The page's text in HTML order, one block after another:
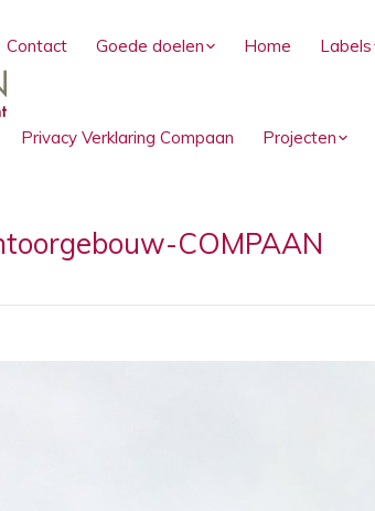
Contact Goede doelen Home Labels
Privacy Verklaring Compaan Projecten
COMPAAN